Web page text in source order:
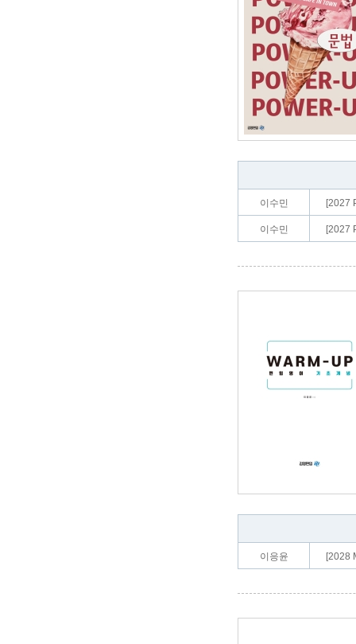
이수민 [2027
이수민 [2027
이응윤 [2028